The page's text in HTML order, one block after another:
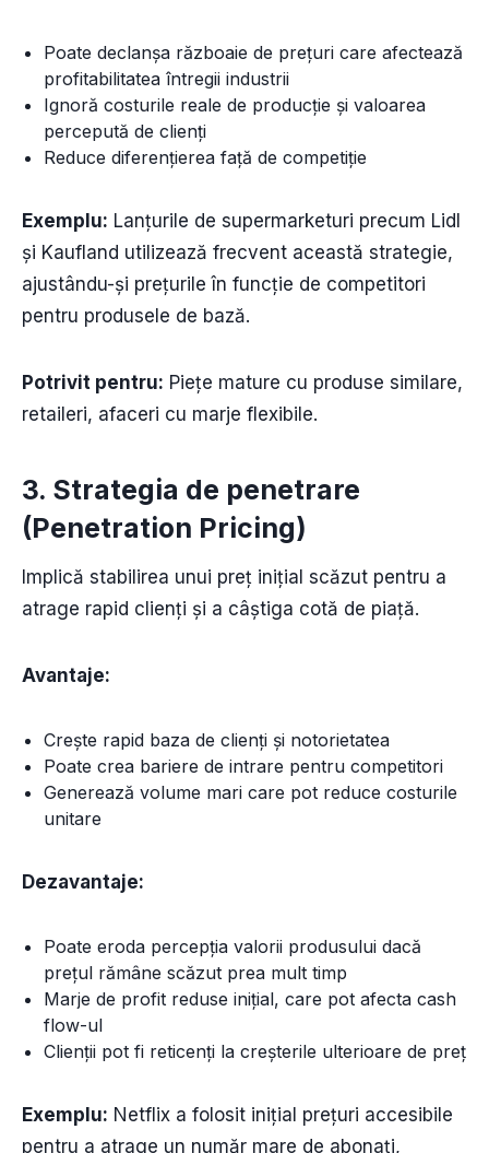
Poate declanșa războaie de prețuri care afectează
profitabilitatea întregii industrii
Ignoră costurile reale de producție și valoarea
percepută de clienți
Reduce diferențierea față de competiție
Exemplu: Lanțurile de supermarketuri precum Lidl
și Kaufland utilizează frecvent această strategie,
ajustându-și prețurile în funcție de competitori
pentru produsele de bază.
Potrivit pentru: Piețe mature cu produse similare,
retaileri, afaceri cu marje flexibile.
3. Strategia de penetrare
(Penetration Pricing)
Implică stabilirea unui preț inițial scăzut pentru a
atrage rapid clienți și a câștiga cotă de piață.
Avantaje:
Crește rapid baza de clienți și notorietatea
Poate crea bariere de intrare pentru competitori
Generează volume mari care pot reduce costurile
unitare
Dezavantaje:
Poate eroda percepția valorii produsului dacă
prețul rămâne scăzut prea mult timp
Marje de profit reduse inițial, care pot afecta cash
flow-ul
Clienții pot fi reticenți la creșterile ulterioare de preț
Exemplu: Netflix a folosit inițial prețuri accesibile
pentru a atrage un număr mare de abonați,